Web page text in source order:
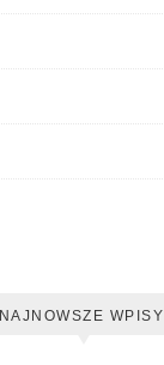
NAJNOWSZE WPISY